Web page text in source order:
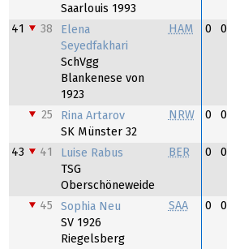
Saarlouis 1993
41 38
Elena
Seyedfakhari
SchVgg
Blankenese von
1923
HAM 0 0
25
Rina Artarov
SK Münster 32
NRW 0 0
43 41
Luise Rabus
TSG
Oberschöneweide
BER 0 0
45
Sophia Neu
SV 1926
Riegelsberg
SAA 0 0